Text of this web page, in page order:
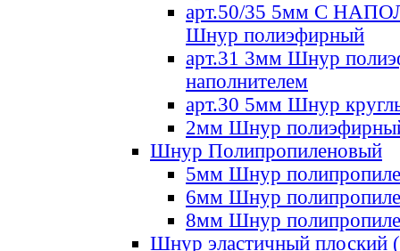
арт.50/35 5мм С
Шнур полиэфирный
арт.31 3мм Шнур
наполнителем
арт.30 5мм Шнур
2мм Шнур
Шнур Полипропиленовый
5мм Шнур
6мм Шнур
8мм Шнур
Шнур эластичный плоский